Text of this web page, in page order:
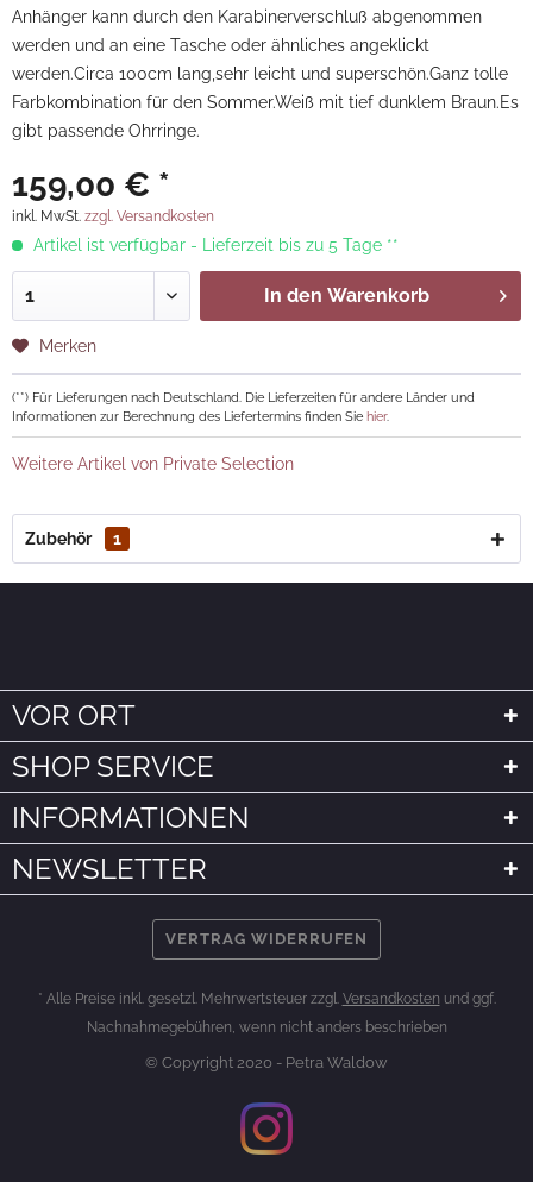
Anhänger kann durch den Karabinerverschluß abgenommen
werden und an eine Tasche oder ähnliches angeklickt
werden.Circa 100cm lang,sehr leicht und superschön.Ganz tolle
Farbkombination für den Sommer.Weiß mit tief dunklem Braun.Es
gibt passende Ohrringe.
159,00 € *
inkl. MwSt. zzgl. Versandkosten
Artikel ist verfügbar - Lieferzeit bis zu 5 Tage **
In den Warenkorb
Merken
(**) Für Lieferungen nach Deutschland. Die Lieferzeiten für andere Länder und
Informationen zur Berechnung des Liefertermins finden Sie hier.
Weitere Artikel von Private Selection
Zubehör 1
VOR ORT
SHOP SERVICE
INFORMATIONEN
NEWSLETTER
VERTRAG WIDERRUFEN
* Alle Preise inkl. gesetzl. Mehrwertsteuer zzgl. Versandkosten und ggf.
Nachnahmegebühren, wenn nicht anders beschrieben
© Copyright 2020 - Petra Waldow